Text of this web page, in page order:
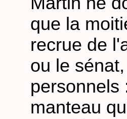
que la
recrue de
ou le
personnels
manteau